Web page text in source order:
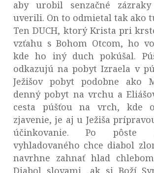
aby urobil senzačné
uverili. On to odmietal tak ako
Ten DUCH, ktorý Krista pri
vzťahu s Bohom Otcom, ho
kde ho iný duch pokúšal.
odkazujú na pobyt Izraela v
Ježišov pobyt podobne ako
denný pobyt na vrchu a
cesta púšťou na vrch, kde
zjavenie, je aj u Ježiša
účinkovanie. Po pôste
vyhladovaného chce diabol
navrhne zahnať hlad